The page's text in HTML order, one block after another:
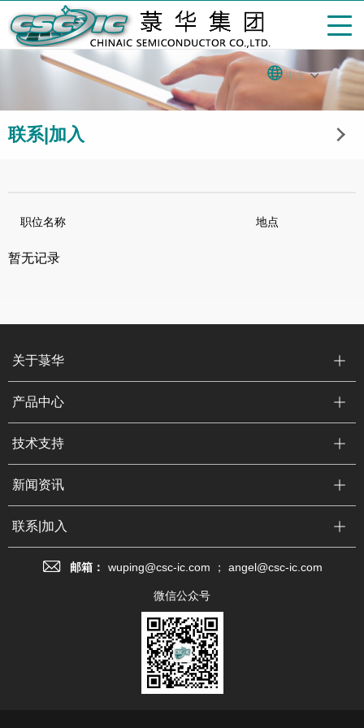
中文
联系|加入
职位名称 地点
暂无记录
关于菉华
产品中心
技术支持
新闻资讯
联系|加入
邮箱： wuping@csc-ic.com ； angel@csc-ic.com
微信公众号